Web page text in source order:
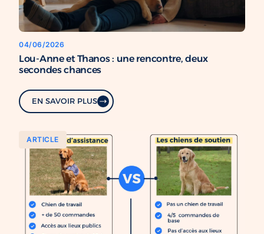
04/06/2026
Lou-Anne et Thanos : une rencontre, deux
secondes chances
EN SAVOIR PLUS
ARTICLE